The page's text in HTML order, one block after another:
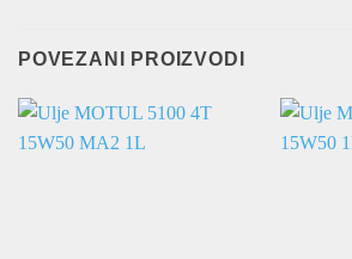
POVEZANI PROIZVODI